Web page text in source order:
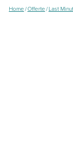
Home/Offerte/Last